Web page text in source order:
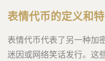
表情代币的定义和
表情代币代表了另一种加
迷因或网络笑话发行。这